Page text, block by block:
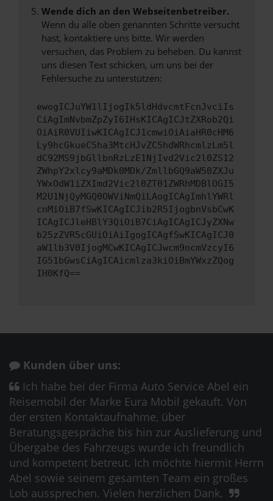
Wende dich an den Webseitenbetreiber.
Wenn du alle oben genannten Schritte versucht
hast, kontaktiere uns bitte. Wir werden
versuchen, das Problem zu beheben. Du kannst
uns diesen Text schicken, um uns bei der
Fehlersuche zu unterstützen:
ewogICJuYW1lIjogIk5ldHdvcmtFcnJvciIs
CiAgImNvbmZpZyI6IHsKICAgICJtZXRob2Qi
OiAiR0VUIiwKICAgICJ1cmwiOiAiaHR0cHM6
Ly9hcGkueC5ha3MtcHJvZC5hdWRhcmlzLm5l
dC92MS9jbGllbnRzLzE1NjIvd2Vic2l0ZS12
ZWhpY2xlcy9aMDk0MDk/ZmllbGQ9aW50ZXJu
YWxOdW1iZXImd2Vic2l0ZT01ZWRhMDBlOGI5
M2U1NjQyMGQ0OWViNmQiLAogICAgImhlYWRl
cnMiOiB7fSwKICAgICJib2R5IjogbnVsbCwK
ICAgICJleHBlY3QiOiB7CiAgICAgICJyZXNw
b25zZVR5cGUiOiAiIgogICAgfSwKICAgICJ0
aW1lb3V0IjogMCwKICAgICJwcm9ncmVzcyI6
IG51bGwsCiAgICAicmlza3kiOiBmYWxzZQog
IH0KfQ==
Kunden über uns:
Ich habe bei der Firma Auto Service Abel ein
Reisemobil der Marke Eura Mobil gekauft. Von
der ersten Kontaktaufnahme, über
Beratungsgespräche bis hin zur Auslieferung und
Übergabe des Fahrzeugs wurde ich freundlich
und kompetent betreut. Ich möchte hiermit Herrn
Abel sowie seinem gesamten Team ein großes
Lob aussprechen. Vielen herzlichen Dank.